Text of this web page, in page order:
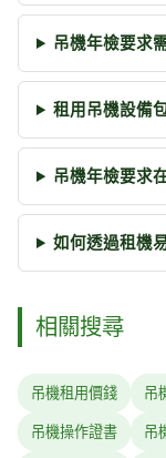
吊機年檢要求
租用吊機設備
吊機年檢要求
如何透過租機
相關搜尋
吊機租用價錢 吊
吊機操作證書 吊